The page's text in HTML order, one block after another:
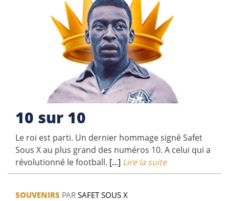
10 sur 10
Le roi est parti. Un dernier hommage signé Safet
Sous X au plus grand des numéros 10. A celui qui a
révolutionné le football. [...] Lire la suite
SOUVENIRS PAR SAFET SOUS X